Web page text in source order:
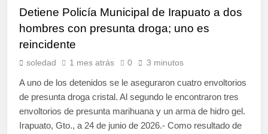
Detiene Policía Municipal de Irapuato a dos
hombres con presunta droga; uno es
reincidente
soledad 1 mes atrás 0 3 minutos
A uno de los detenidos se le aseguraron cuatro envoltorios
de presunta droga cristal. Al segundo le encontraron tres
envoltorios de presunta marihuana y un arma de hidro gel.
Irapuato, Gto., a 24 de junio de 2026.- Como resultado de